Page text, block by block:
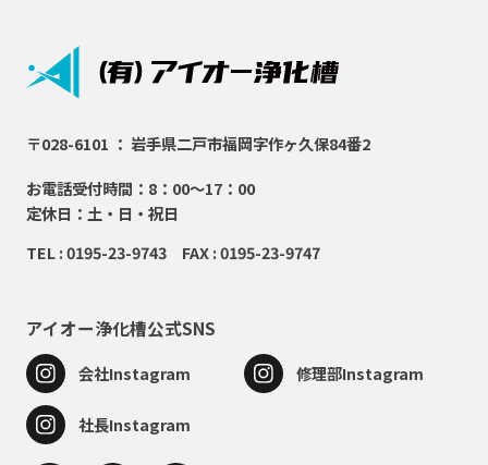
〒028-6101 ： 岩手県二戸市福岡字作ヶ久保84番2
お電話受付時間：8：00～17：00
定休日：土・日・祝日
TEL : 0195-23-9743 FAX : 0195-23-9747
アイオー浄化槽公式SNS
会社Instagram 修理部Instagram
社長Instagram